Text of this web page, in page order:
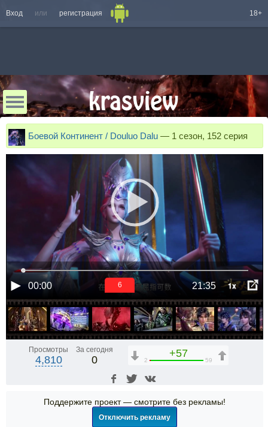
Вход или регистрация 18+
Боевой Континент / Douluo Dalu — 1 сезон, 152 серия
00:00 21:35 1x
6
Просмотры
4,810
За сегодня
0
+57
2 59
Поддержите проект — смотрите без рекламы!
Отключить рекламу